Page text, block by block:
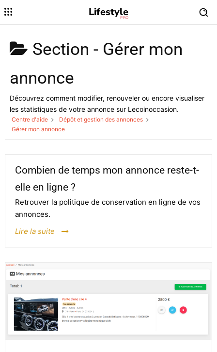
Lifestyle
PRO
Section - Gérer mon
annonce
Découvrez comment modifier, renouveler ou encore visualiser
les statistiques de votre annonce sur Lecoinoccasion.
Centre d'aide
Dépôt et gestion des annonces
Gérer mon annonce
Combien de temps mon annonce reste-t-
elle en ligne ?
Retrouver la politique de conservation en ligne de vos
annonces.
Lire la suite